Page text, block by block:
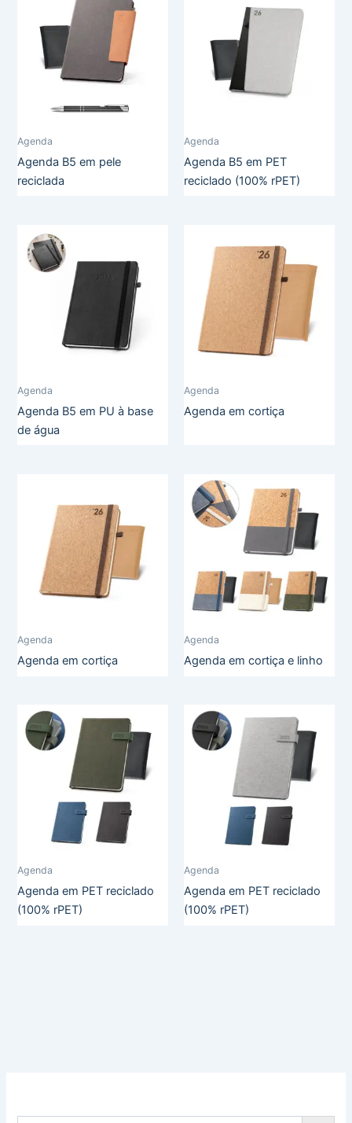
Agenda
Agenda B5 em pele
reciclada
Agenda
Agenda B5 em PET
reciclado (100% rPET)
Agenda
Agenda B5 em PU à base
de água
Agenda
Agenda em cortiça
Agenda
Agenda em cortiça
Agenda
Agenda em cortiça e linho
Agenda
Agenda em PET reciclado
(100% rPET)
Agenda
Agenda em PET reciclado
(100% rPET)